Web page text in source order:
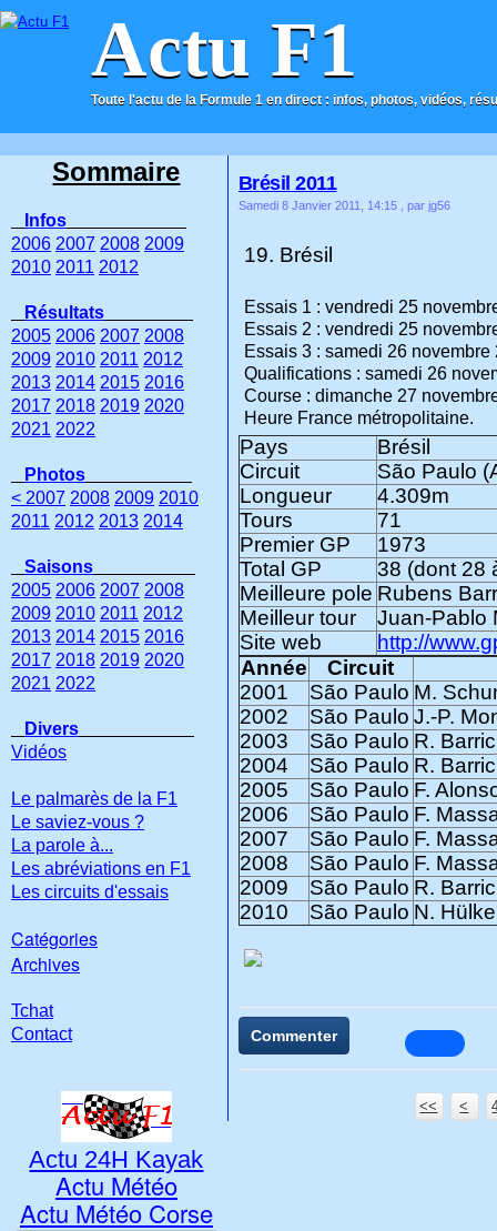
Actu F1
Toute l'actu de la Formule 1 en direct : infos, photos, vidéos,
ACCUEIL CONTACT
Brésil 2011
Samedi 8 Janvier 2011, 14:15 , par jg56
19. Brésil
Essais 1 : vendredi 25
Essais 2 : vendredi 25
Essais 3 : samedi 26 novembre
Qualifications : samedi 26
Course : dimanche 27
Heure France métropolitaine.
Pays
Brésil
Circuit
São Paulo
Longueur
4.309m
Tours
71
Premier GP
1973
Total GP
38 (dont 28
Meilleure pole Rubens
Meilleur tour
Juan-Pablo
Site web
http://
Année
Circuit
2001
São Paulo M.
2002
São Paulo J.-P.
2003
São Paulo R.
2004
São Paulo R.
2005
São Paulo F.
2006
São Paulo F.
2007
São Paulo F.
2008
São Paulo F.
2009
São Paulo R.
2010
São Paulo N.
Commenter
<< <
Sommaire
Infos
2006 2007 2008 2009
2010 2011 2012
Résultats
2005 2006 2007 2008
2009 2010 2011 2012
2013 2014 2015 2016
2017 2018 2019 2020
2021 2022
Photos
< 2007 2008 2009 2010
2011 2012 2013 2014
Saisons
2005 2006 2007 2008
2009 2010 2011 2012
2013 2014 2015 2016
2017 2018 2019 2020
2021 2022
Divers
Vidéos
Le palmarès de la F1
Le saviez-vous ?
La parole à...
Les abréviations en F1
Les circuits d'essais
Catégories
Archives
Tchat
Contact
Actu 24H Kayak
Actu Météo
Actu Météo Corse